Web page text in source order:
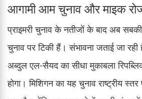
आगामी आम चुनाव और माइक
प्राइमरी चुनाव के नतीजों के बाद अब
चुनाव पर टिकी हैं। संभावना जताई जा
अब्दुल एल-सैयद का सीधा मुकाबला
होगा। मिशिगन का यह चुनाव राष्ट्रीय स्तर